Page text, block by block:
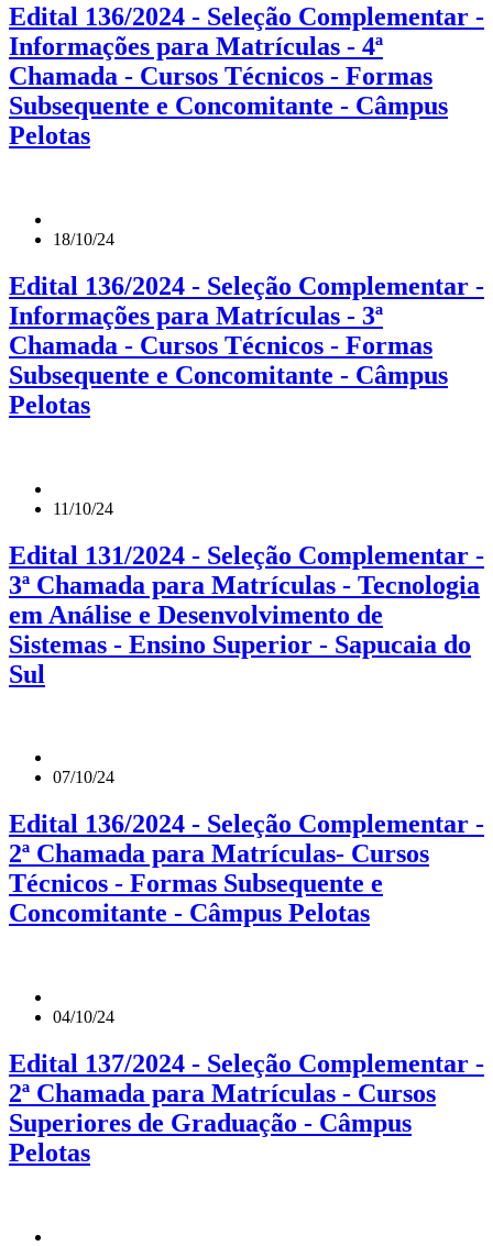
Edital 136/2024 - Seleção Complementar -
Informações para Matrículas - 4ª
Chamada - Cursos Técnicos - Formas
Subsequente e Concomitante - Câmpus
Pelotas
18/10/24
Edital 136/2024 - Seleção Complementar -
Informações para Matrículas - 3ª
Chamada - Cursos Técnicos - Formas
Subsequente e Concomitante - Câmpus
Pelotas
11/10/24
Edital 131/2024 - Seleção Complementar -
3ª Chamada para Matrículas - Tecnologia
em Análise e Desenvolvimento de
Sistemas - Ensino Superior - Sapucaia do
Sul
07/10/24
Edital 136/2024 - Seleção Complementar -
2ª Chamada para Matrículas- Cursos
Técnicos - Formas Subsequente e
Concomitante - Câmpus Pelotas
04/10/24
Edital 137/2024 - Seleção Complementar -
2ª Chamada para Matrículas - Cursos
Superiores de Graduação - Câmpus
Pelotas